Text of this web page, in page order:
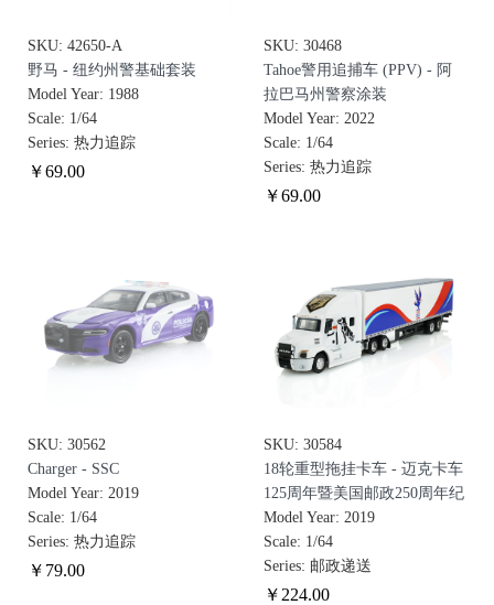
SKU: 42650-A
野马 - 纽约州警基础套装
Model Year: 1988
Scale: 1/64
Series: 热力追踪
￥69.00
SKU: 30468
Tahoe警用追捕车 (PPV) - 阿
拉巴马州警察涂装
Model Year: 2022
Scale: 1/64
Series: 热力追踪
￥69.00
SKU: 30562
Charger - SSC
Model Year: 2019
Scale: 1/64
Series: 热力追踪
￥ 79.00
SKU: 30584
18轮重型拖挂卡车 - 迈克卡车
125周年暨美国邮政250周年纪
念版
Model Year: 2019
Scale: 1/64
Series: 邮政递送
￥ 224.00